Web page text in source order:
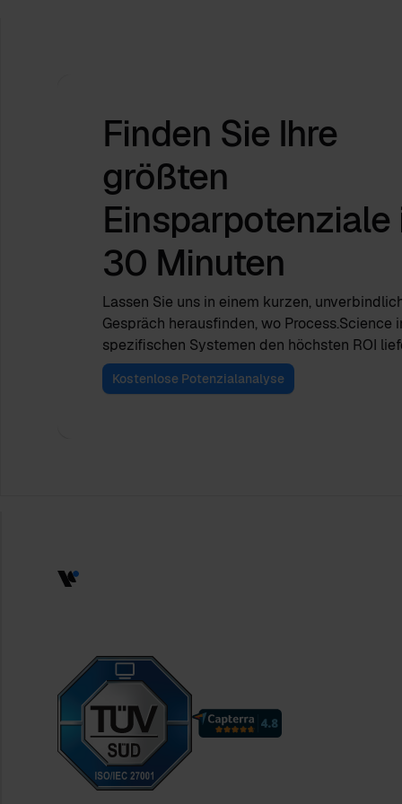
Finden Sie Ihre
größten
Einsparpotenziale
30 Minuten
Lassen Sie uns in einem kurzen,
Gespräch herausfinden, wo Process.Science
spezifischen Systemen den höchsten ROI
Kostenlose Potenzialanalyse